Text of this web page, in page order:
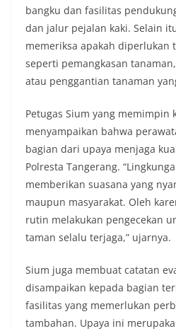
bangku dan fasilitas
dan jalur pejalan kaki. Selain
memeriksa apakah diperlukan
seperti pemangkasan
atau penggantian tanaman
Petugas Sium yang memimpin
menyampaikan bahwa
bagian dari upaya menjaga
Polresta Tangerang.
memberikan suasana yang
maupun masyarakat. Oleh
rutin melakukan pengecekan
taman selalu terjaga,” ujarnya.
Sium juga membuat catatan
disampaikan kepada bagian
fasilitas yang memerlukan
tambahan. Upaya ini